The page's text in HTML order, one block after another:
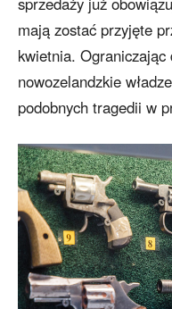
mają zostać przyjęte
kwietnia. Ograniczając
nowozelandzkie
podobnych tragedii w